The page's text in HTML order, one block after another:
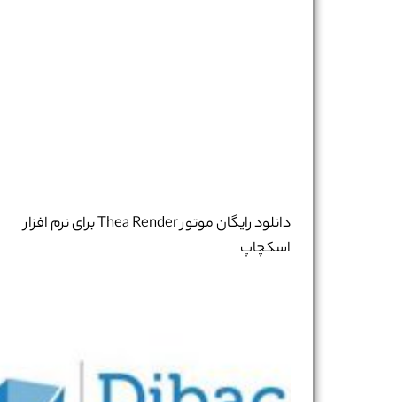
دانلود رایگان موتور Thea Render برای نرم افزار
اسکچاپ